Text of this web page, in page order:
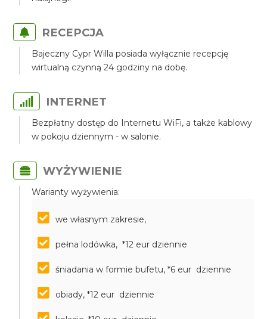
RECEPCJA
Bajeczny Cypr Willa posiada wyłącznie recepcję
wirtualną czynną 24 godziny na dobę.
INTERNET
Bezpłatny dostęp do Internetu WiFi, a także kablowy
w pokoju dziennym - w salonie.
WYŻYWIENIE
Warianty wyżywienia:
we własnym zakresie,
pełna lodówka, *12 eur dziennie
śniadania w formie bufetu, *6 eur dziennie
obiady, *12 eur dziennie